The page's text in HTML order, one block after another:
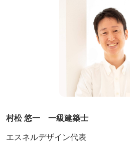
村松 悠一 一級建築士
エスネルデザイン代表